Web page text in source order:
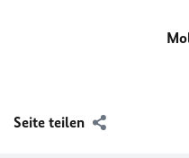
Seite teilen